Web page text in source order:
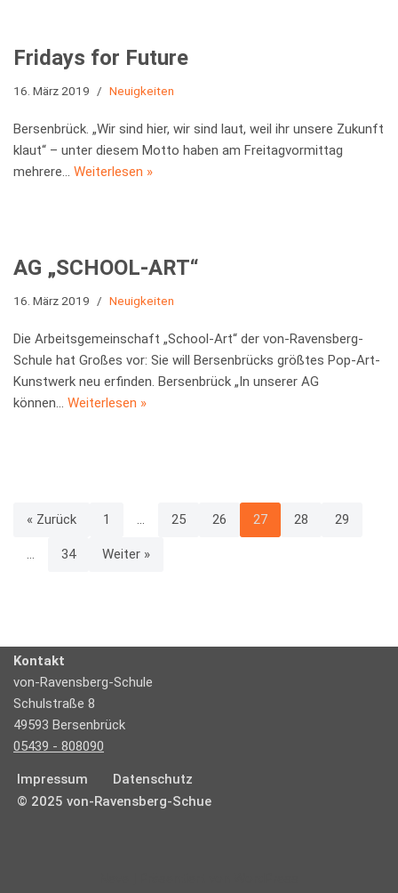
Fridays for Future
16. März 2019 Neuigkeiten
Bersenbrück. „Wir sind hier, wir sind laut, weil ihr unsere Zukunft
klaut“ – unter diesem Motto haben am Freitagvormittag
mehrere… Weiterlesen »
AG „SCHOOL-ART“
16. März 2019 Neuigkeiten
Die Arbeitsgemeinschaft „School-Art“ der von-Ravensberg-
Schule hat Großes vor: Sie will Bersenbrücks größtes Pop-Art-
Kunstwerk neu erfinden. Bersenbrück „In unserer AG
können… Weiterlesen »
« Zurück 1 … 25 26 27 28 29
… 34 Weiter »
Kontakt
von-Ravensberg-Schule
Schulstraße 8
49593 Bersenbrück
05439 - 808090
Impressum
Datenschutz
© 2025 von-Ravensberg-Schue